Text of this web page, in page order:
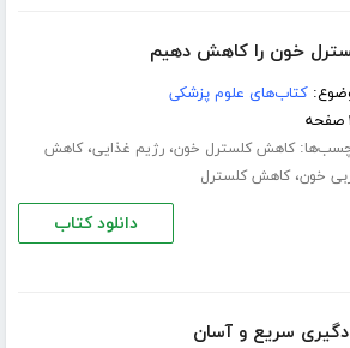
خون را کاهش دهیم
کتاب‌های علوم پزشکی
کاهش کلسترل خون،رژیم غذایی،کاهش
خون،کاهش کلسترل
دانلود کتاب